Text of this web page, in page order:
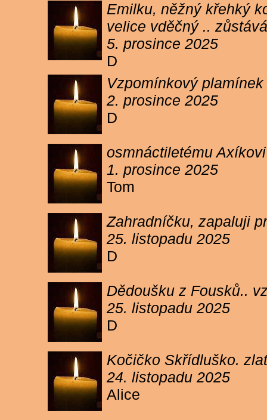
Emilku, něžný křehký
velice vděčný ..
5. prosince 2025
D
Vzpomínkový
2. prosince 2025
D
osmnáctiletému
1. prosince 2025
Tom
Zahradníčku, zapaluji
25. listopadu 2025
D
Dědoušku z Fousků..
25. listopadu 2025
D
Kočičko Skřídluško.
24. listopadu 2025
Alice